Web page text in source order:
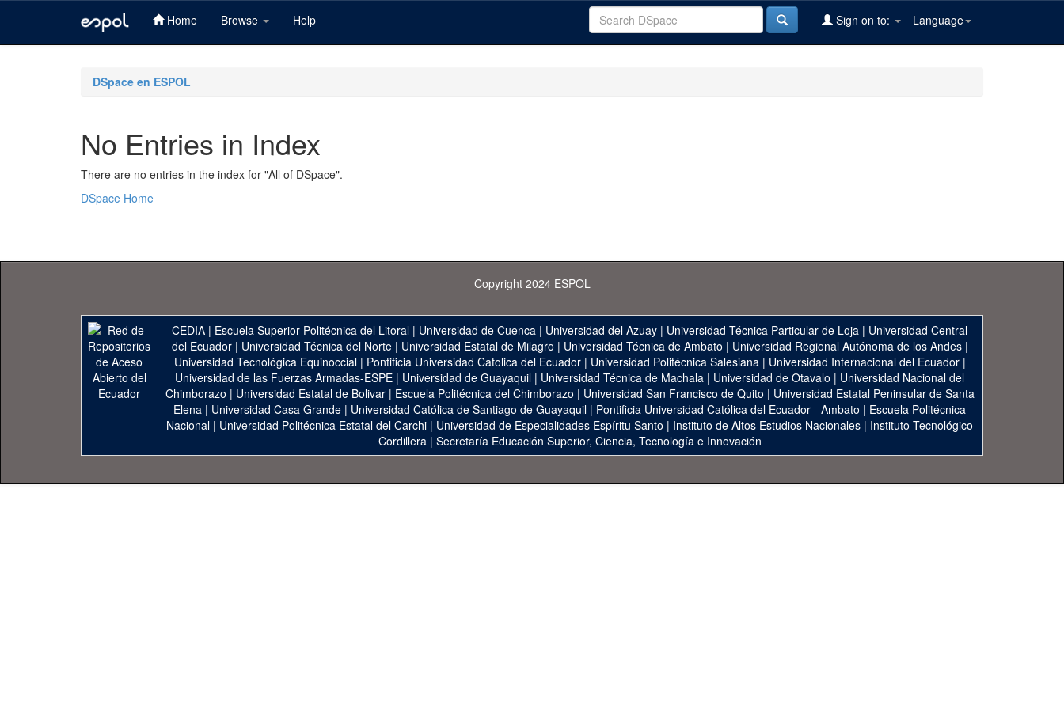
Home Browse Help Language
Sign on to:
DSpace en ESPOL
No Entries in Index
There are no entries in the index for "All of DSpace".
DSpace Home
Copyright 2024 ESPOL
CEDIA | Escuela Superior Politécnica del Litoral | Universidad de Cuenca | Universidad del Azuay | Universidad Técnica Particular de Loja | Universidad Central
del Ecuador| Universidad Técnica del Norte| Universidad Estatal de Milagro | Universidad Técnica de Ambato | Universidad Regional Autónoma de los Andes|
Universidad Tecnológica Equinoccial| Pontificia Universidad Catolica del Ecuador| Universidad Politécnica Salesiana| Universidad Internacional del Ecuador|
Universidad de las Fuerzas Armadas-ESPE | Universidad de Guayaquil | Universidad Técnica de Machala | Universidad de Otavalo | Universidad Nacional del
Chimborazo | Universidad Estatal de Bolivar| Escuela Politécnica del Chimborazo | Universidad San Francisco de Quito | Universidad Estatal Peninsular de Santa
Elena | Universidad Casa Grande | Universidad Católica de Santiago de Guayaquil | Pontificia Universidad Católica del Ecuador - Ambato | Escuela Politécnica
Nacional | Universidad Politécnica Estatal del Carchi | Universidad de Especialidades Espíritu Santo | Instituto de Altos Estudios Nacionales | Instituto Tecnológico
Cordillera| Secretaría Educación Superior, Ciencia, Tecnología e Innovación